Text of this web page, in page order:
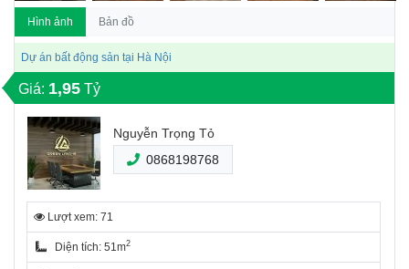
Hình ảnh Bản đồ
Dự án bất động sản tại Hà Nội
Giá: 1,95 Tỷ
Nguyễn Trọng Tỏ
0868198768
Lượt xem: 71
Diện tích: 51m2